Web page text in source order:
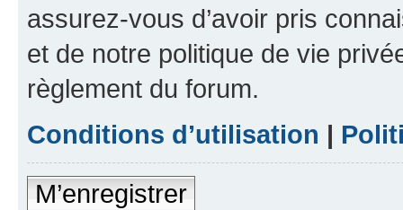
assurez-vous d’avoir pris
et de notre politique de vie
règlement du forum.
Conditions d’utilisation |
M’enregistrer